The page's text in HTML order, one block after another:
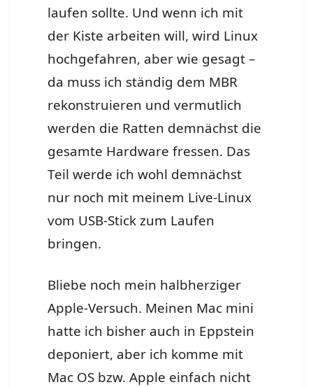
laufen sollte. Und wenn ich mit
der Kiste arbeiten will, wird Linux
hochgefahren, aber wie gesagt –
da muss ich ständig dem MBR
rekonstruieren und vermutlich
werden die Ratten demnächst die
gesamte Hardware fressen. Das
Teil werde ich wohl demnächst
nur noch mit meinem Live-Linux
vom USB-Stick zum Laufen
bringen.
Bliebe noch mein halbherziger
Apple-Versuch. Meinen Mac mini
hatte ich bisher auch in Eppstein
deponiert, aber ich komme mit
Mac OS bzw. Apple einfach nicht